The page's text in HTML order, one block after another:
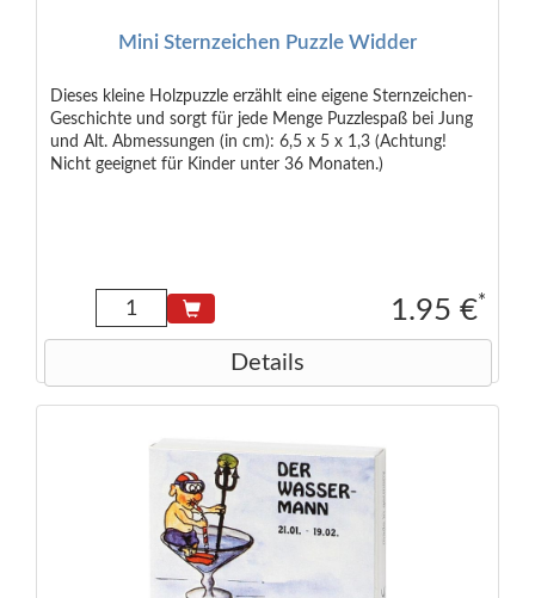
Mini Sternzeichen Puzzle Widder
Dieses kleine Holzpuzzle erzählt eine eigene Sternzeichen-
Geschichte und sorgt für jede Menge Puzzlespaß bei Jung
und Alt. Abmessungen (in cm): 6,5 x 5 x 1,3 (Achtung!
Nicht geeignet für Kinder unter 36 Monaten.)
1.95 €*
Details